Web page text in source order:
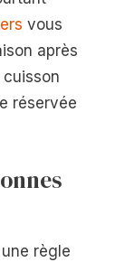
vous
après
réservée
règle